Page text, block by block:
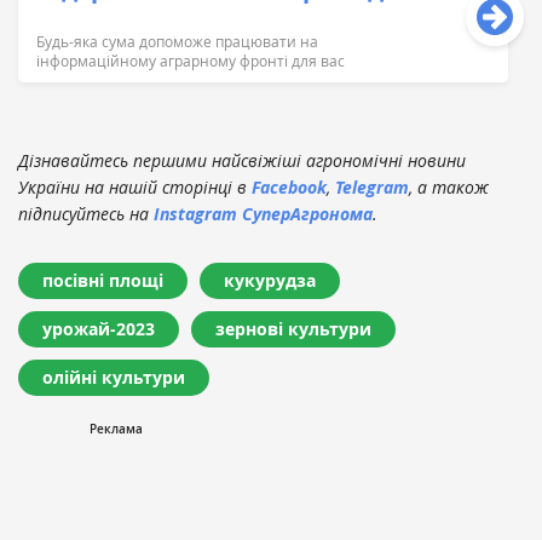
Будь-яка сума допоможе працювати на
інформаційному аграрному фронті для вас
Дізнавайтесь першими найсвіжіші агрономічні новини
України на нашій сторінці в Facebook, Telegram, а також
підписуйтесь на Instagram СуперАгронома.
посівні площі кукурудза
урожай-2023 зернові культури
олійні культури